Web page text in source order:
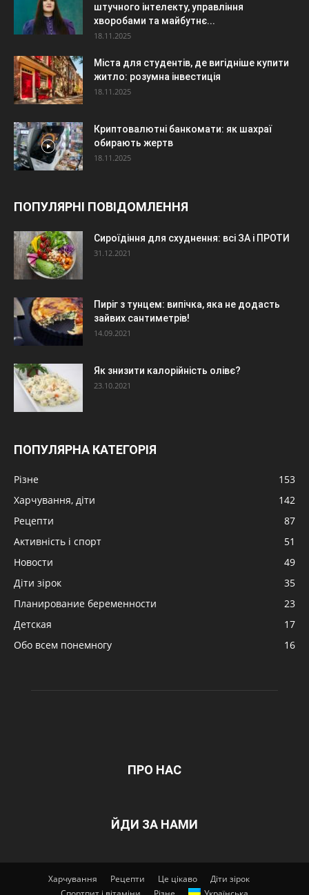
штучного інтелекту, управління
хворобами та майбутнє...
18.11.2025
Міста для студентів, де вигідніше купити
житло: розумна інвестиція
18.11.2025
Криптовалютні банкомати: як шахраї
обирають жертв
18.11.2025
ПОПУЛЯРНІ ПОВІДОМЛЕННЯ
Сироїдіння для схуднення: всі ЗА і ПРОТИ
31.12.2021
Пиріг з тунцем: випічка, яка не додасть
зайвих сантиметрів!
14.09.2021
Як знизити калорійність олівє?
23.10.2021
ПОПУЛЯРНА КАТЕГОРІЯ
Різне
153
Харчування, діти
142
Рецепти
87
Активність і спорт
51
Новости
49
Діти зірок
35
Планирование беременности
23
Детская
17
Обо всем понемногу
16
ПРО НАС
ЙДИ ЗА НАМИ
Харчування Рецепти Це цікаво
Діти зірок